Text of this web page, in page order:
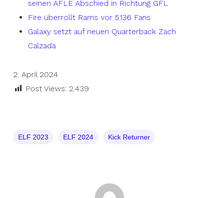
seinen AFLE Abschied in Richtung GFL
Fire überrollt Rams vor 5.136 Fans
Galaxy setzt auf neuen Quarterback Zach
Calzada
2. April 2024
Post Views: 2.439
ELF 2023 ELF 2024 Kick Returner